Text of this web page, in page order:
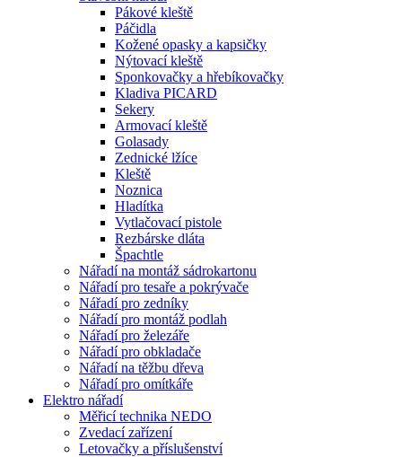
Pákové kleště
Páčidla
Kožené opasky a kapsičky
Nýtovací kleště
Sponkovačky a hřebíkovačky
Kladiva PICARD
Sekery
Armovací kleště
Golasady
Zednické lžíce
Kleště
Noznica
Hladítka
Vytlačovací pistole
Rezbárske dláta
Špachtle
Nářadí na montáž sádrokartonu
Nářadí pro tesaře a pokrývače
Nářadí pro zedníky
Nářadí pro montáž podlah
Nářadí pro železáře
Nářadí pro obkladače
Nářadí na těžbu dřeva
Nářadí pro omítkáře
Elektro nářadí
Měřicí technika NEDO
Zvedací zařízení
Letovačky a příslušenství